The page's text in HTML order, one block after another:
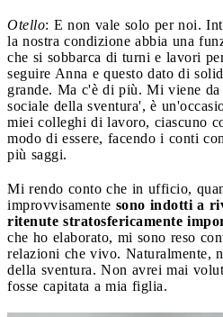
Otello: E non vale solo per noi.
la nostra condizione abbia una
che si sobbarca di turni e lavori
seguire Anna e questo dato di
grande. Ma c'è di più. Mi viene
sociale della sventura', è
miei colleghi di lavoro, ciascuno
modo di essere, facendo i conti
più saggi.
Mi rendo conto che in ufficio,
improvvisamente sono indotti a
ritenute stratosfericamente
che ho elaborato, mi sono reso
relazioni che vivo. Naturalmente,
della sventura. Non avrei mai
fosse capitata a mia figlia.